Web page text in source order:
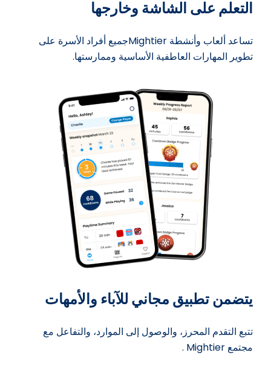
التعلم على الشاشة وخارجها
تساعد ألعاب وأنشطة Mightierجميع أفراد الأسرة على
تطوير المهارات العاطفية الأساسية وممارستها.
يتضمن تطبيق مجاني للآباء والأمهات
تتبع التقدم المحرز، والوصول إلى الموارد، والتفاعل مع
مجتمع Mightier .